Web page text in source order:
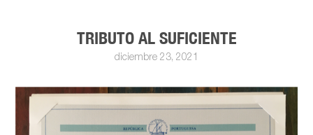
TRIBUTO AL SUFICIENTE
diciembre 23, 2021